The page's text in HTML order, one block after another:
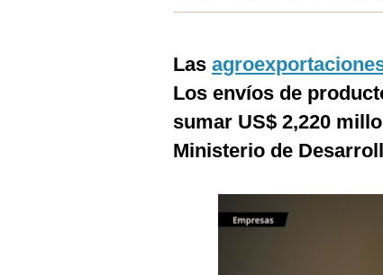
Las
Los envíos de
sumar US$ 2,220
Ministerio de